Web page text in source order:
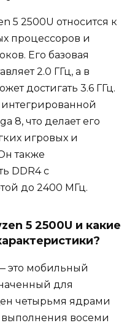
5 2500U относится к
процессоров и
Его базовая
2.0 ГГц, а в
достигать 3.6 ГГц.
8, что делает его
игровых и
также
DDR4 с
до 2400 МГц.
5 2500U и какие
это мобильный
для
четырьмя ядрами
восеми